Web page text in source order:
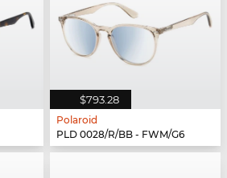
$793.28
Polaroid
PLD 0028/R/BB - FWM/G6